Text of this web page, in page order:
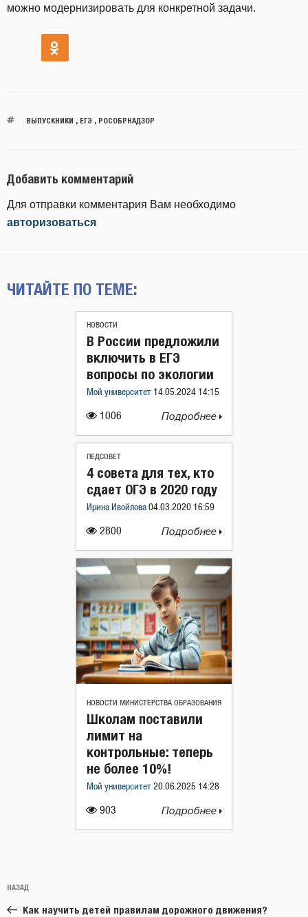
можно модернизировать для конкретной задачи.
ВЫПУСКНИКИ , ЕГЭ , РОСОБРНАДЗОР
Добавить комментарий
Для отправки комментария Вам необходимо
авторизоваться
ЧИТАЙТЕ ПО ТЕМЕ:
НОВОСТИ
1006
В России предложили
включить в ЕГЭ
вопросы по экологии
Мой университет 14.05.2024 14:15
Подробнее
ПЕДСОВЕТ
2800
4 совета для тех, кто
сдает ОГЭ в 2020 году
Ирина Ивойлова 04.03.2020 16:59
Подробнее
НОВОСТИ МИНИСТЕРСТВА ОБРАЗОВАНИЯ
903
Школам поставили
лимит на
контрольные: теперь
не более 10%!
Мой университет 20.06.2025 14:28
Подробнее
по
записям
Предыдущая
запись:
НАЗАД
Как научить детей правилам дорожного движения?